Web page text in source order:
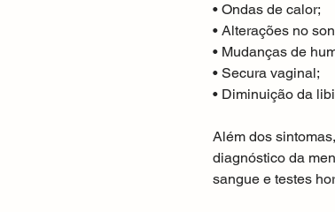
• Ondas de calor;
• Alterações no
• Mudanças de
• Secura vaginal;
• Diminuição da
Além dos
diagnóstico da
sangue e testes